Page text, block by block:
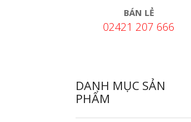
BÁN LẺ
02421 207 666
DANH MỤC SẢN
PHẨM